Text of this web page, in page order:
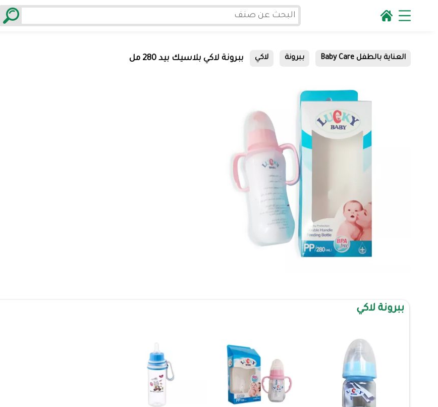
العناية بالطفل Baby Care ببرونة لاكي ببرونة لاكي بلاسيك بيد 280 مل
ببرونة لاكي